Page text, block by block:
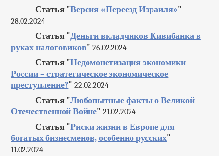
Статья "Версия «Переезд Израиля»"
28.02.2024
Статья "Деньги вкладчиков Кивибанка в
руках налоговиков" 26.02.2024
Статья "Недомонетизация экономики
России – стратегическое экономическое
преступление?" 22.02.2024
Статья "Любопытные факты о Великой
Отечественной Войне" 21.02.2024
Статья "Риски жизни в Европе для
богатых бизнесменов, особенно русских"
11.02.2024